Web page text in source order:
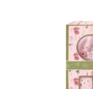
hviezdičiek.